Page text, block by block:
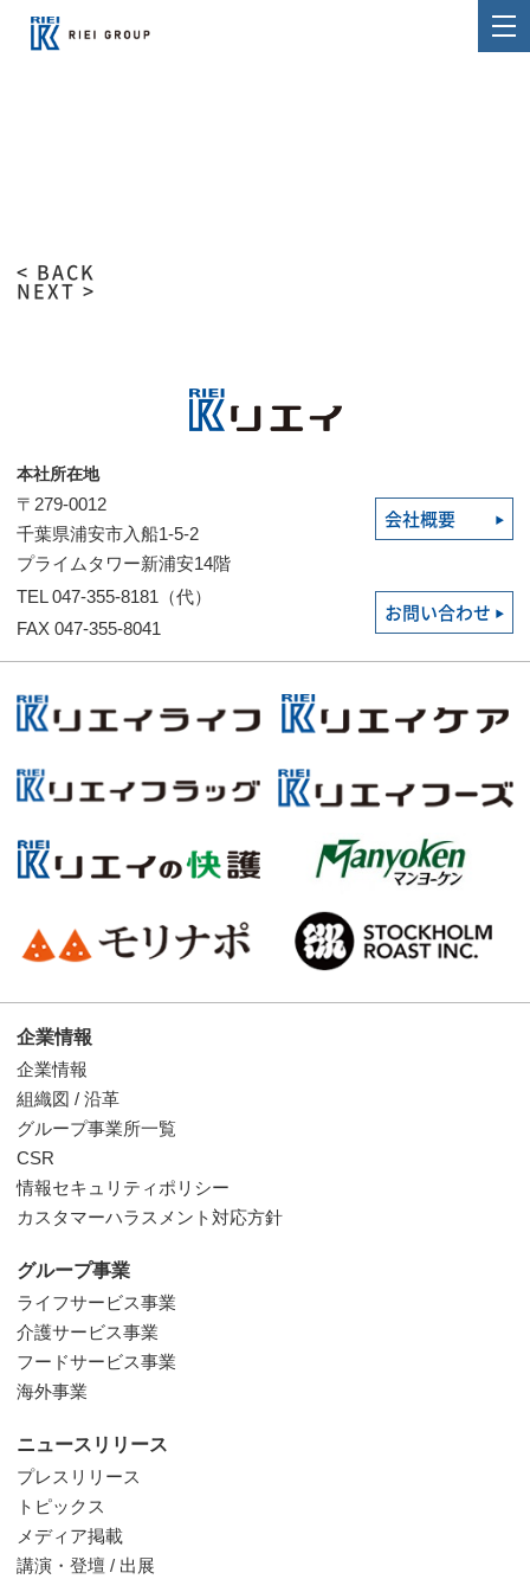
< BACK
NEXT >
本社所在地
〒279-0012
千葉県浦安市入船1-5-2
プライムタワー新浦安14階
会社概要
TEL 047-355-8181（代）
FAX 047-355-8041
お問い合わせ
企業情報
企業情報
組織図 / 沿革
グループ事業所一覧
CSR
情報セキュリティポリシー
カスタマーハラスメント対応方針
グループ事業
ライフサービス事業
介護サービス事業
フードサービス事業
海外事業
ニュースリリース
プレスリリース
トピックス
メディア掲載
講演・登壇 / 出展